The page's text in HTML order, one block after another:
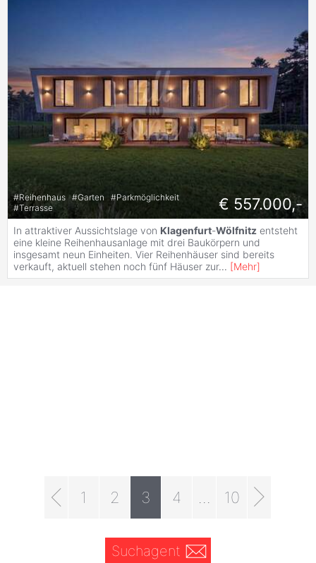
#Reihenhaus #Garten #Parkmöglichkeit
#Terrasse € 557.000,-
In attraktiver Aussichtslage von Klagenfurt-Wölfnitz entsteht
eine kleine Reihenhausanlage mit drei Baukörpern und
insgesamt neun Einheiten. Vier Reihenhäuser sind bereits
verkauft, aktuell stehen noch fünf Häuser zur... [Mehr]
1 2 3 4 10
Suchagent